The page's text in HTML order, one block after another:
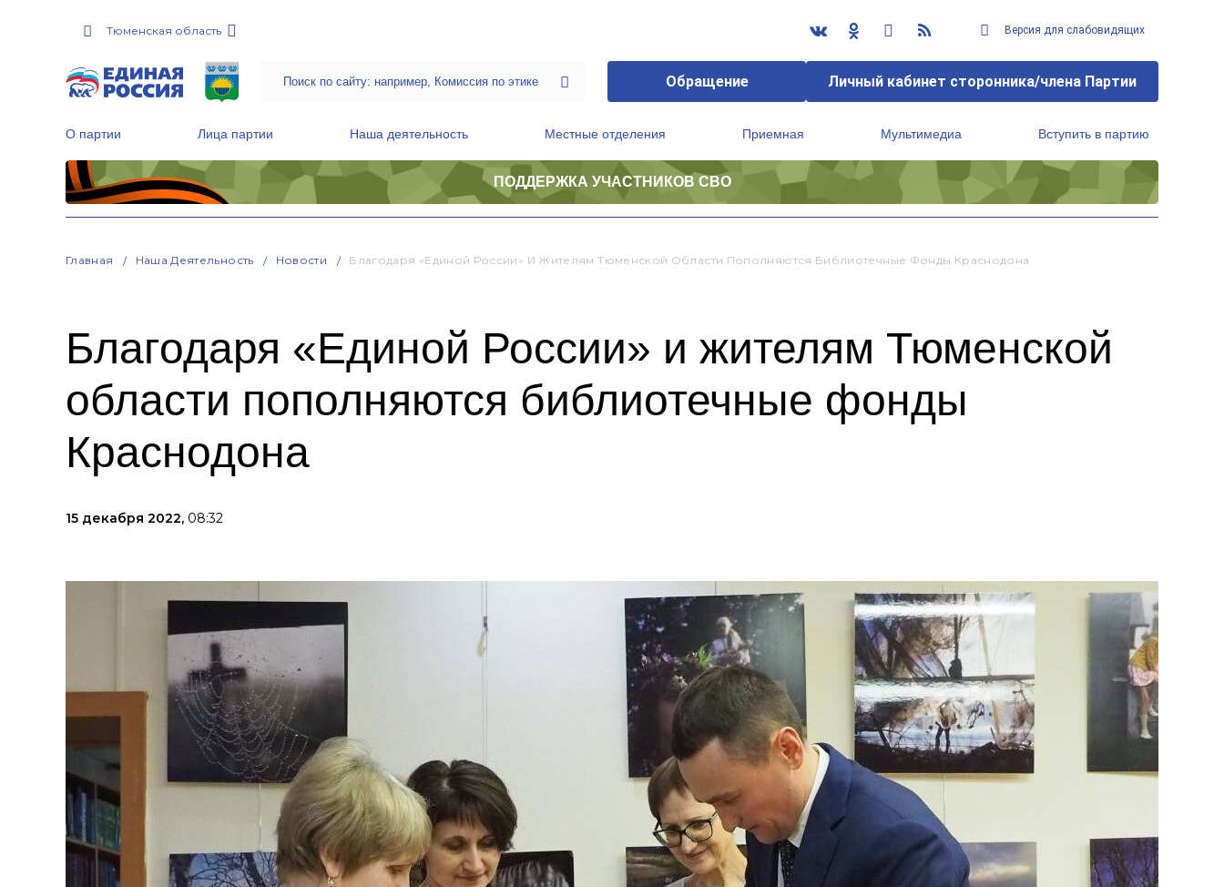
Тюменская область Версия для слабовидящих
Обращение Личный кабинет сторонника/члена Партии
О партии Лица партии Наша деятельность Местные отделения Приемная Мультимедиа Вступить в партию
ПОДДЕРЖКА УЧАСТНИКОВ СВО
Главная Наша Деятельность Новости Благодаря «Единой России» И Жителям Тюменской Области Пополняются Библиотечные Фонды Краснодона
Благодаря «Единой России» и жителям Тюменской
области пополняются библиотечные фонды
Краснодона
15 декабря 2022, 08:32